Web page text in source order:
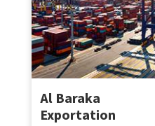
Al Baraka
Exportation